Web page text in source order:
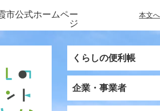
市公式ホームペー
ジ
本文へ
くらしの便利帳
企業・事業者